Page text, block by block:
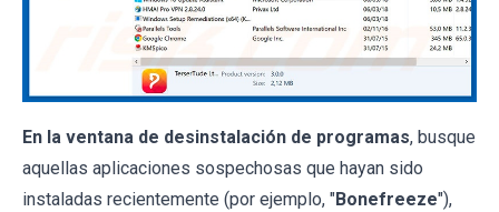
En la ventana de desinstalación de programas, busque
aquellas aplicaciones sospechosas que hayan sido
instaladas recientemente (por ejemplo, "Bonefreeze"),